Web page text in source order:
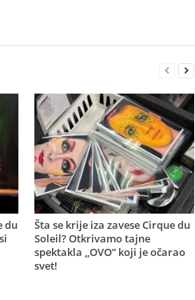
du
Šta se krije iza zavese Cirque du
Soleil? Otkrivamo tajne
spektakla ,,OVO” koji je očarao
svet!